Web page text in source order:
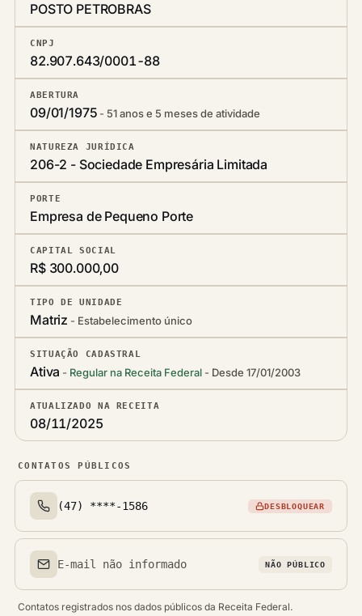
POSTO PETROBRAS
CNPJ
82.907.643/0001-88
ABERTURA
09/01/1975 51 anos e 5 meses de atividade
NATUREZA JURÍDICA
206-2 - Sociedade Empresária Limitada
PORTE
Empresa de Pequeno Porte
CAPITAL SOCIAL
R$ 300.000,00
TIPO DE UNIDADE
Matriz Estabelecimento único
SITUAÇÃO CADASTRAL
Ativa Regular na Receita Federal Desde 17/01/2003
ATUALIZADO NA RECEITA
08/11/2025
CONTATOS PÚBLICOS
Telefone(s)
(47) ****-1586 DESBLOQUEAR
Email(s)
E-mail não informado NÃO PÚBLICO
Contatos registrados nos dados públicos da Receita Federal.